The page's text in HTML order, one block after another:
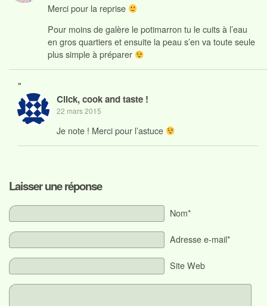
Merci pour la reprise
Pour moins de galère le potimarron tu le cuits à l’eau
en gros quartiers et ensuite la peau s’en va toute seule
plus simple à préparer
"
Click, cook and taste !
22 mars 2015
Je note ! Merci pour l’astuce
Laisser une réponse
Nom*
Adresse e-mail*
Site Web